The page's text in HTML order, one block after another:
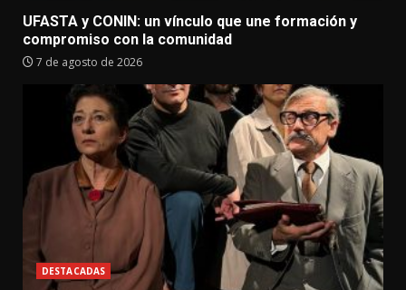
UFASTA y CONIN: un vínculo que une formación y
compromiso con la comunidad
7 de agosto de 2026
DESTACADAS